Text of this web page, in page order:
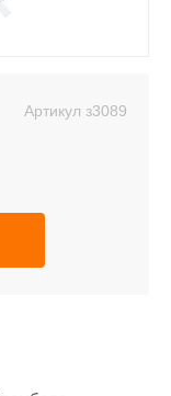
Артикул з3089